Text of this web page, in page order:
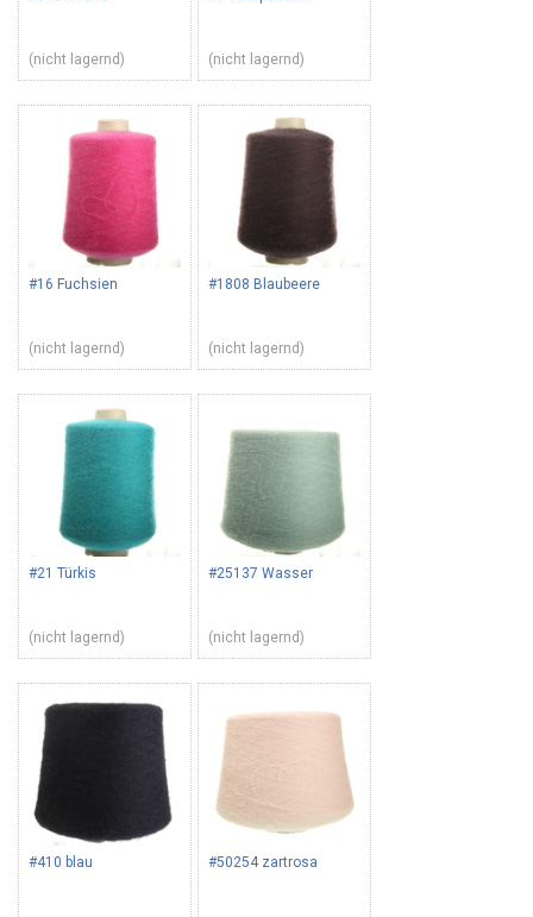
(nicht lagernd) (nicht lagernd)
#16 Fuchsien
(nicht lagernd)
#1808 Blaubeere
(nicht lagernd)
#21 Türkis
(nicht lagernd)
#25137 Wasser
(nicht lagernd)
#410 blau #50254 zartrosa